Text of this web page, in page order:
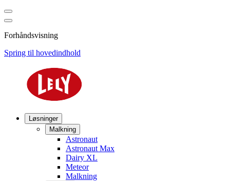
Forhåndsvisning
Spring til hovedindhold
Løsninger
Malkning
Astronaut
Astronaut Max
Dairy XL
Meteor
Malkning